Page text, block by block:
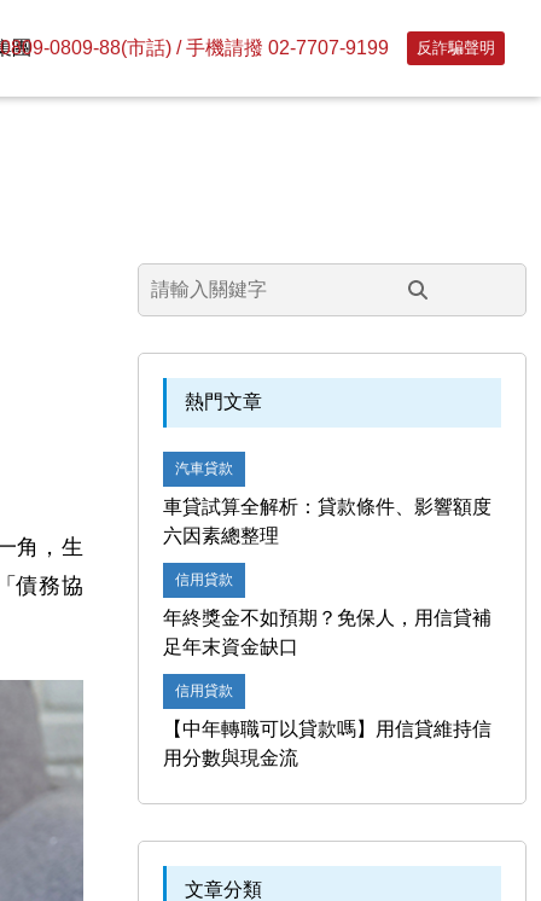
團 0809-88(市話) / 手機請撥 02-7707-9199 反詐騙聲明
角，生
債務協
熱門文章
汽車貸款
車貸試算全解析：貸款條件、影響額度
六因素總整理
信用貸款
年終獎金不如預期？免保人，用信貸補
足年末資金缺口
信用貸款
【中年轉職可以貸款嗎】用信貸維持信
用分數與現金流
文章分類